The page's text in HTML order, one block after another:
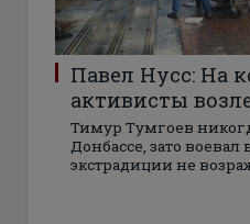
Павел Нусс: На
активисты
Тимур Тумгоев
Донбассе, зато
экстрадиции не